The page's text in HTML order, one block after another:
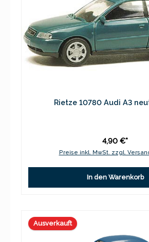
Rietze 10780 Audi A3
4,90 €*
Preise inkl. MwSt. zzgl.
In den Warenkorb
Ausverkauft